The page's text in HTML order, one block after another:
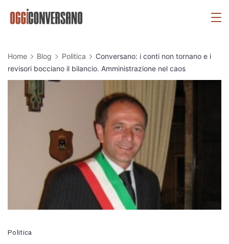
Home Blog Politica
Conversano: i conti non tornano e i
revisori bocciano il bilancio. Amministrazione nel caos
Politica